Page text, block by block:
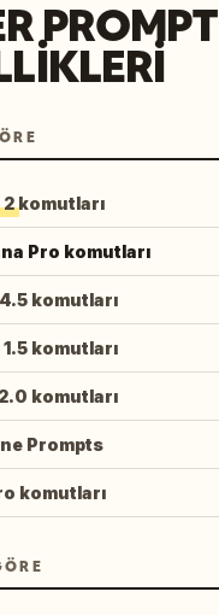
PROMPT
2 komutları
Pro komutları
komutları
komutları
komutları
Prompts
komutları